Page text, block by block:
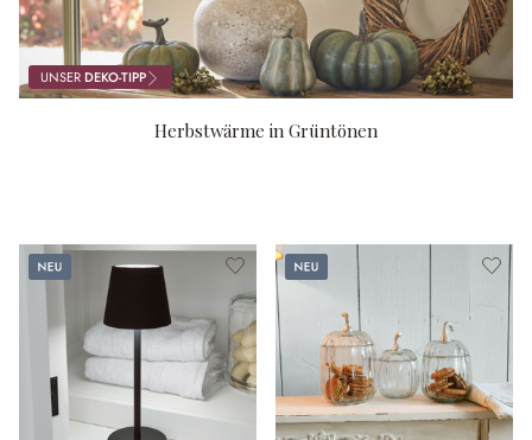
UNSERDEKO-TIPP
Herbstwärme in Grüntönen
Neu Neu